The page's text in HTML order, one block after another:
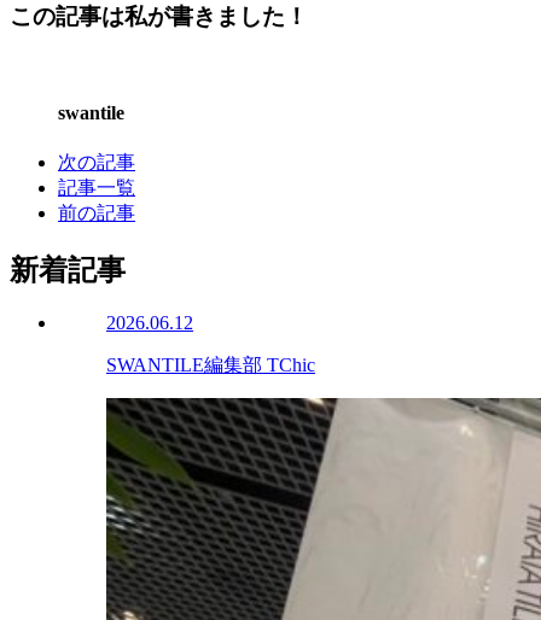
この記事は私が書きました！
swantile
次の記事
記事一覧
前の記事
新着記事
2026.06.12
SWANTILE編集部 TChic